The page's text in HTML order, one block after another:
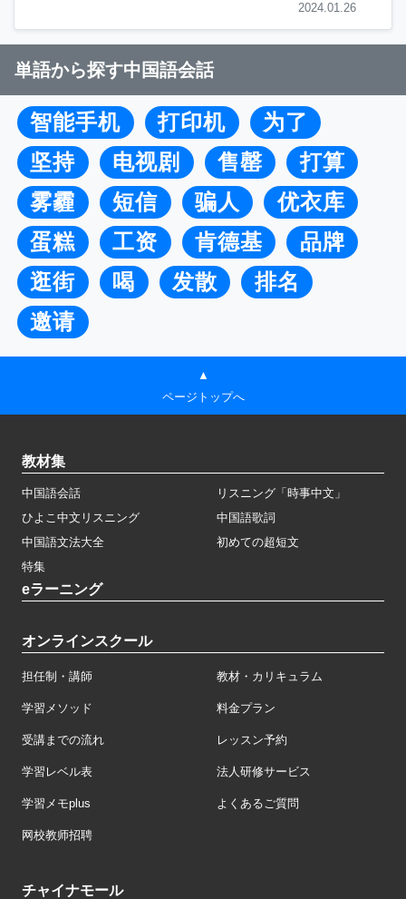
2024.01.26
単語から探す中国語会話
智能手机 打印机
为了
坚持
电视剧 售罄
打算
雾霾
短信 骗人
优衣库
蛋糕
工资 肯德基
品牌
逛街
喝 发散
排名
邀请
▲
ページトップへ
教材集
中国語会話
リスニング「時事中文」
ひよこ中文リスニング
中国語歌詞
中国語文法大全
初めての超短文
特集
eラーニング
オンラインスクール
担任制・講師 教材・カリキュラム
学習メソッド 料金プラン
受講までの流れ レッスン予約
学習レベル表 法人研修サービス
学習メモplus よくあるご質問
网校教师招聘
チャイナモール